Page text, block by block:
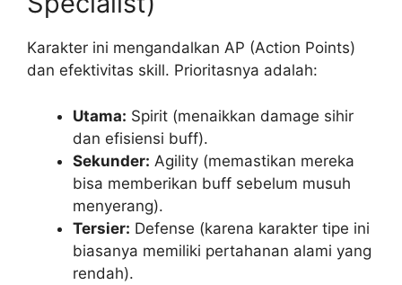
Karakter ini mengandalkan AP (Action Points)
dan efektivitas skill. Prioritasnya adalah:
Utama: Spirit (menaikkan damage sihir
dan efisiensi buff).
Sekunder: Agility (memastikan mereka
bisa memberikan buff sebelum musuh
menyerang).
Tersier: Defense (karena karakter tipe ini
biasanya memiliki pertahanan alami yang
rendah).